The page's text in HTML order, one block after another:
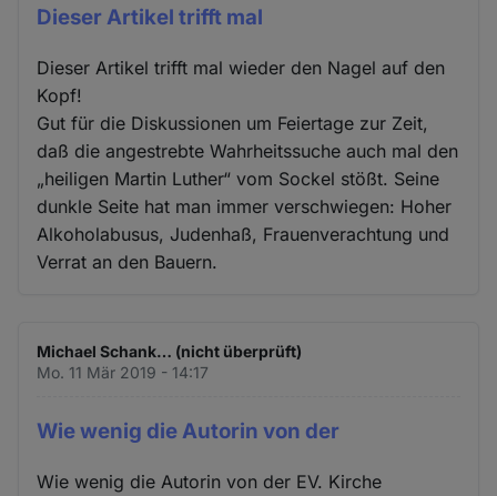
Dieser Artikel trifft mal
Dieser Artikel trifft mal wieder den Nagel auf den
Kopf!
Gut für die Diskussionen um Feiertage zur Zeit,
daß die angestrebte Wahrheitssuche auch mal den
„heiligen Martin Luther“ vom Sockel stößt. Seine
dunkle Seite hat man immer verschwiegen: Hoher
Alkoholabusus, Judenhaß, Frauenverachtung und
Verrat an den Bauern.
Michael Schank… (nicht überprüft)
Mo. 11 Mär 2019 - 14:17
Wie wenig die Autorin von der
Wie wenig die Autorin von der EV. Kirche